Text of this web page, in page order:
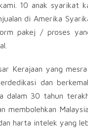
10 anak
di Amerika
pakej / proses
Kerajaan yang
dan
dalam 30 tahun
membolehkan
harta intelek yang